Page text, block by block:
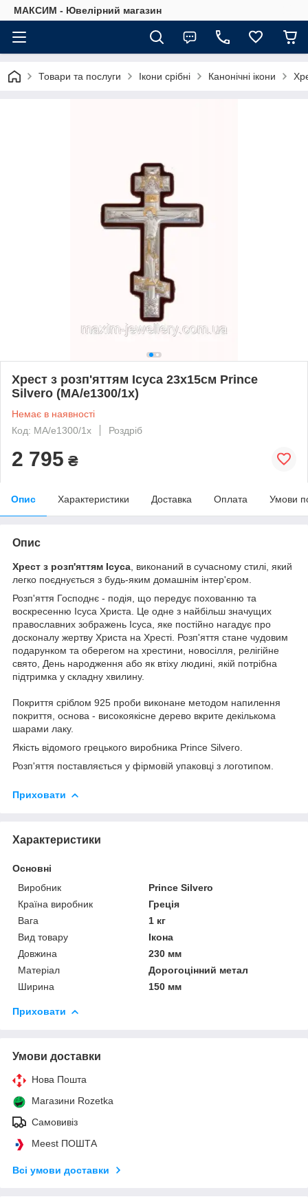
МАКСИМ - Ювелірний магазин
Товари та послуги Ікони срібні Канонічні ікони
Хрест з розп'яттям Ісуса 23х15см Prince
Silvero (MA/e1300/1x)
Немає в наявності
Код: MA/e1300/1x
Роздріб
2 795 ₴
Опис Характеристики Доставка Оплата Умови
Опис
Хрест з розп'яттям Ісуса , виконаний в сучасному стилі, який
легко поєднується з будь-яким домашнім інтер'єром.
Розп'яття Господнє - подія, що передує похованню та
воскресенню Ісуса Христа. Це одне з найбільш значущих
православних зображень Ісуса, яке постійно нагадує про
досконалу жертву Христа на Хресті. Розп'яття стане чудовим
подарунком та оберегом на хрестини, новосілля, релігійне
свято, День народження або як втіху людині, якій потрібна
підтримка у складну хвилину.
Покриття сріблом 925 проби виконане методом напилення
покриття, основа - високоякісне дерево вкрите декількома
шарами лаку.
Якість відомого грецького виробника Prince Silvero.
Розп'яття поставляється у фірмовій упаковці з логотипом.
Приховати
Характеристики
Основні
Виробник
Prince Silvero
Країна виробник
Греція
Вага
1 кг
Вид товару
Ікона
Довжина
230 мм
Матеріал
Дорогоцінний метал
Ширина
150 мм
Приховати
Умови доставки
Нова Пошта
Магазини Rozetka
Самовивіз
Meest ПОШТА
Всі умови доставки